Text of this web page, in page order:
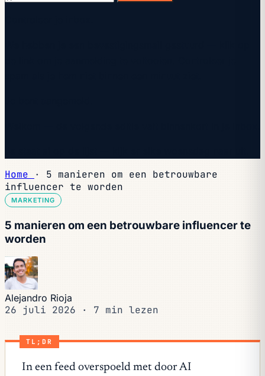
Home ·
5 manieren om een betrouwbare
influencer te worden
MARKETING
5 manieren om een betrouwbare influencer te
worden
Alejandro Rioja
26 juli 2026 · 7 min lezen
TL;DR
In een feed overspoeld met door AI